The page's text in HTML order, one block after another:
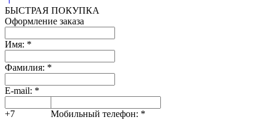
БЫСТРАЯ ПОКУПКА
Оформление заказа
Имя: *
Фамилия: *
E-mail: *
+7 Мобильный телефон: *